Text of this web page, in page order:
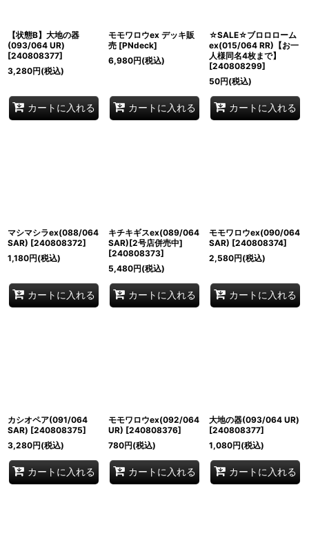
【状態B】大地の器
(093/064 UR)
[240808377]
3,280円(税込)
カートに入れる
モモワロウex デッキ販
売 [PNdeck]
6,980円(税込)
カートに入れる
☆SALE☆ブロロローム
ex(015/064 RR)【お一
人様同名4枚まで】
[240808299]
50円(税込)
カートに入れる
マシマシラex(088/064
SAR) [240808372]
1,180円(税込)
カートに入れる
キチキギスex(089/064
SAR)[2号店併売中]
[240808373]
5,480円(税込)
カートに入れる
モモワロウex(090/064
SAR) [240808374]
2,580円(税込)
カートに入れる
カシオペア(091/064
SAR) [240808375]
3,280円(税込)
カートに入れる
モモワロウex(092/064
UR) [240808376]
780円(税込)
カートに入れる
大地の器(093/064 UR)
[240808377]
1,080円(税込)
カートに入れる